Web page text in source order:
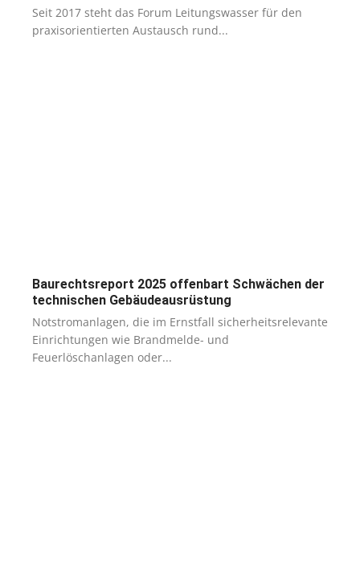
Seit 2017 steht das Forum Leitungswasser für den
praxisorientierten Austausch rund...
Baurechtsreport 2025 offenbart Schwächen der
technischen Gebäudeausrüstung
Notstromanlagen, die im Ernstfall sicherheitsrelevante
Einrichtungen wie Brandmelde- und
Feuerlöschanlagen oder...